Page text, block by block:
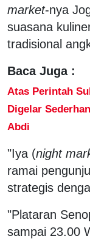
market-nya
suasana
tradisional
Baca Juga :
Atas Perintah
Digelar
Abdi
"Iya (night
ramai
strategis
"Plataran
sampai 23.00